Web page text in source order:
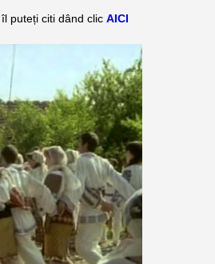
îl puteți citi dând clicAICI